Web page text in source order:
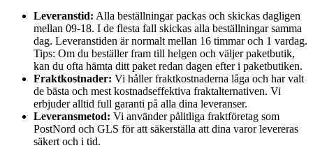
Leveranstid: Alla beställningar packas och skickas dagligen
mellan 09-18. I de flesta fall skickas alla beställningar samma
dag. Leveranstiden är normalt mellan 16 timmar och 1 vardag.
Tips: Om du beställer fram till helgen och väljer paketbutik,
kan du ofta hämta ditt paket redan dagen efter i paketbutiken.
Fraktkostnader: Vi håller fraktkostnaderna låga och har valt
de bästa och mest kostnadseffektiva fraktalternativen. Vi
erbjuder alltid full garanti på alla dina leveranser.
Leveransmetod: Vi använder pålitliga fraktföretag som
PostNord och GLS för att säkerställa att dina varor levereras
säkert och i tid.